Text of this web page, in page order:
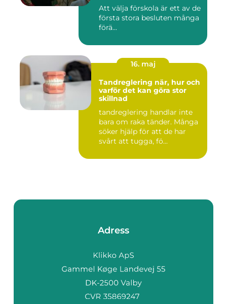
Att välja förskola är ett av de
första stora besluten många
förä...
16. maj
Tandreglering när, hur och
varför det kan göra stor
skillnad
tandreglering handlar inte
bara om raka tänder. Många
söker hjälp för att de har
svårt att tugga, fö...
Adress